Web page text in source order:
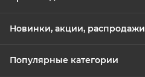
Новинки, акции, распродажи
Популярные категории